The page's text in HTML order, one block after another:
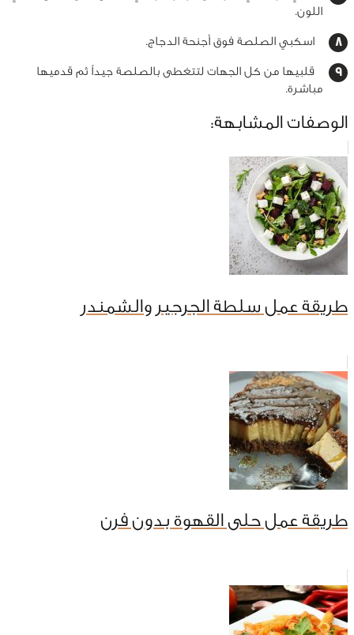
اللون.
اسكبي الصلصة فوق أجنحة الدجاج.
قلبيها من كل الجهات لتتغطى بالصلصة جيداً ثم قدميها
مباشرة.
الوصفات المشابهة:
طريقة عمل سلطة الجرجير والشمندر
طريقة عمل حلى القهوة بدون فرن